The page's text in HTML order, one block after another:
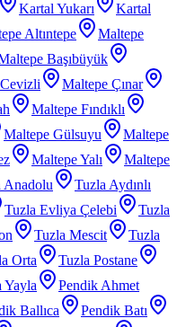
Kartal Yukarı
Kartal
Altıntepe
Maltepe
Başıbüyük
Maltepe Çınar
Maltepe Fındıklı
Maltepe Gülsuyu
Maltepe
Maltepe Yalı
Maltepe
Anadolu
Tuzla Aydınlı
Tuzla Evliya Çelebi
Tuzla
Tuzla Mescit
Tuzla
Orta
Tuzla Postane
Yayla
Pendik Ahmet
Ballıca
Pendik Batı